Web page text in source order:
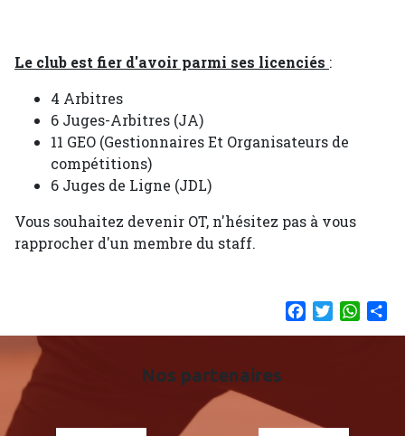
Le club est fier d'avoir parmi ses licenciés :
4 Arbitres
6 Juges-Arbitres (JA)
11 GEO (Gestionnaires Et Organisateurs de
compétitions)
6 Juges de Ligne (JDL)
Vous souhaitez devenir OT, n'hésitez pas à vous
rapprocher d'un membre du staff.
Facebook
Twitter
Nos partenaires